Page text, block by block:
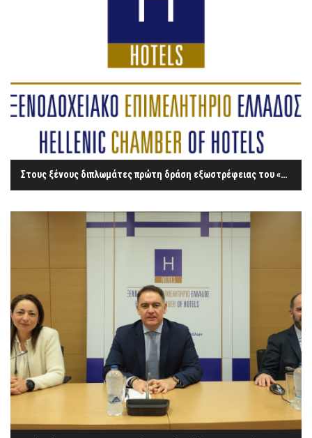
Στους ξένους διπλωμάτες πρώτη δράση εξωστρέφειας του «Ελληνικού Πρωινού»